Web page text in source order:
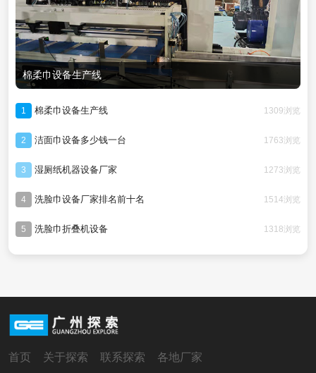
棉柔巾设备生产线
1 棉柔巾设备生产线 1309浏览
2 洁面巾设备多少钱一台 1763浏览
3 湿厕纸机器设备厂家 1273浏览
4 洗脸巾设备厂家排名前十名 1514浏览
5 洗脸巾折叠机设备 1318浏览
首页 关于探索 联系探索 各地厂家